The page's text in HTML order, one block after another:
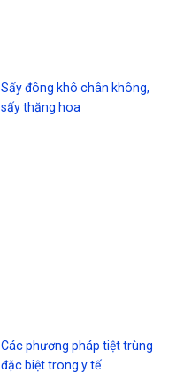
Sấy đông khô chân không,
sấy thăng hoa
Các phương pháp tiệt trùng
đặc biệt trong y tế